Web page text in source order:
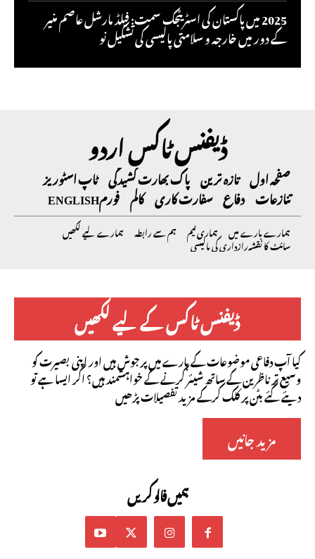
2025 میں پاکستان کی اسٹریٹجک سمت: فیلڈ مارشل عاصم منیر
کے دور میں خارجہ و سلامتی پالیسی کی تشکیل نو
ڈیفنس ٹاکس اردو
صفحہ اول تازہ ترین پاک بھارت کشیدگی ٹاپ اسٹوریز
تنازعات دفاع سفارت کاری کالم فورمENGLISH
ہمارے بارے میں ہماری ٹیم ہم سے رابطہ ہمارے لیے لکھیں
سائٹ کا نقشہرازداری کی پالیسی
ڈیفنس ٹاکس کے لیے لکھیں
کیا آپ دفاعی موضوعات کے بارے میں پرجوش ہیں اور اپنی بصیرت کو
وسیع تر ناظرین کے ساتھ شیئر کرنے کے خواہشمند ہیں؟ اگر ایسا ہے تو
دیئے گئے بٹن پر کلک کرکے مزید تفصیلات پڑھیں
مزید جانیں
ہمیں فالو کریں